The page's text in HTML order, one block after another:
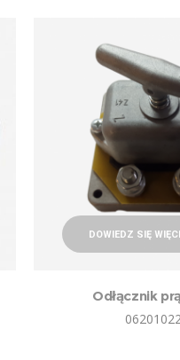
DOWIEDZ SIĘ
Odłącznik